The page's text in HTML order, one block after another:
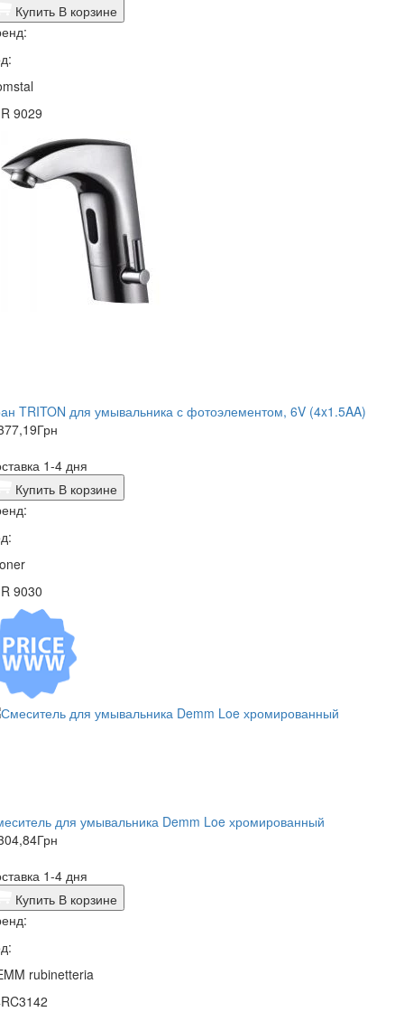
Купить В корзине
9029
TRITON для умывальника с фотоэлементом, 6V (4x1.5AA)
Грн
1-4 дня
Купить В корзине
9030
для умывальника Demm Loe хромированный
Грн
1-4 дня
Купить В корзине
rubinetteria